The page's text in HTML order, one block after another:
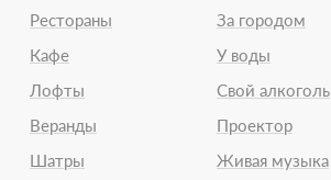
Рестораны
Кафе
Лофты
Веранды
Шатры
За городом
У воды
Свой алкоголь
Проектор
Живая музыка